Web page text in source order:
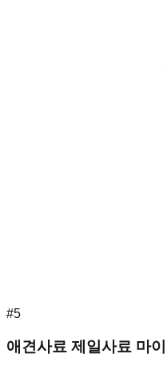
#5
애견사료 제일사료 마